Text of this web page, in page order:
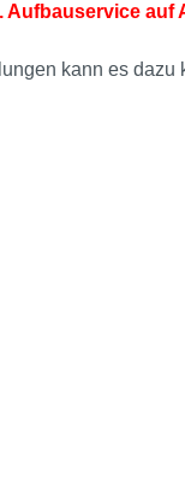
auf
kann es